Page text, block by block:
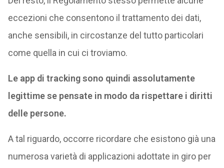
eccezioni che consentono il trattamento dei dati,
anche sensibili, in circostanze del tutto particolari
come quella in cui ci troviamo.
Le app di tracking sono quindi assolutamente
legittime se pensate in modo da rispettare i diritti
delle persone.
A tal riguardo, occorre ricordare che esistono già una
numerosa varietà di applicazioni adottate in giro per